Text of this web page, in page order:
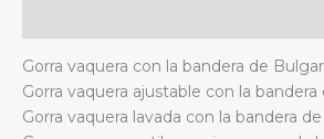
Gorra vaquera con la bandera de
Gorra vaquera ajustable con la bandera
Gorra vaquera lavada con la bandera